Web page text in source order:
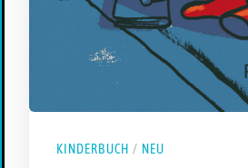
KINDERBUCH / NEU